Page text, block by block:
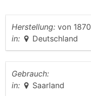
Herstellung: von 1870
in:
Deutschland
Gebrauch:
in:
Saarland